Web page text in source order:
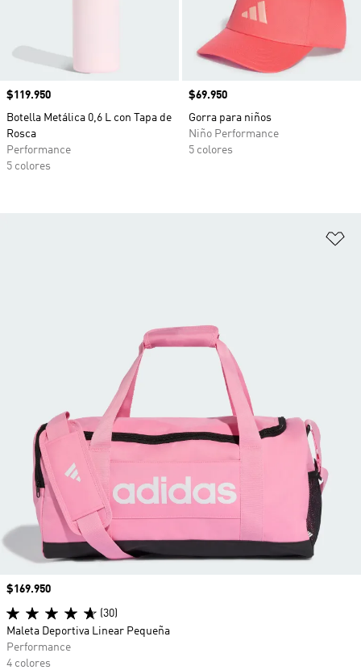
Precio
$119.950
Botella Metálica 0,6 L con Tapa de
Rosca
Performance
5 colores
Precio
$69.950
Gorra para niños
Niño Performance
5 colores
Precio
$169.950
(30)
Maleta Deportiva Linear Pequeña
Performance
4 colores